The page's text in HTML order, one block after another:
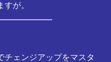
が。
チェンジアップをマスタ